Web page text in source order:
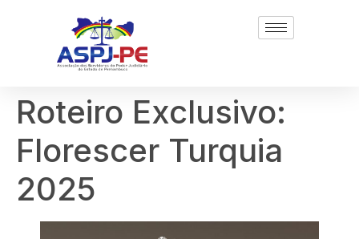
Roteiro Exclusivo:
Florescer Turquia
2025